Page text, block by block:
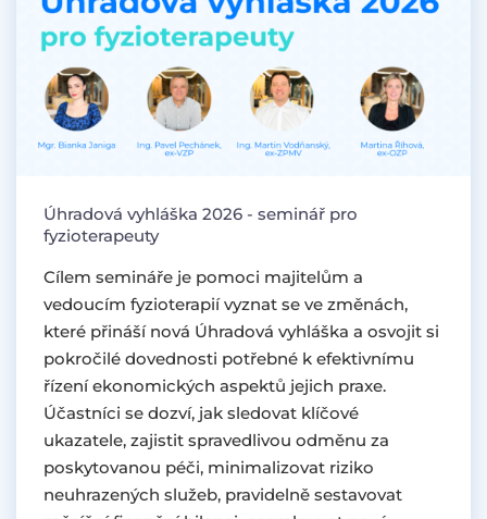
Úhradová vyhláška 2026 - seminář pro
fyzioterapeuty
Cílem semináře je pomoci majitelům a
vedoucím fyzioterapií vyznat se ve změnách,
které přináší nová Úhradová vyhláška a osvojit si
pokročilé dovednosti potřebné k efektivnímu
řízení ekonomických aspektů jejich praxe.
Účastníci se dozví, jak sledovat klíčové
ukazatele, zajistit spravedlivou odměnu za
poskytovanou péči, minimalizovat riziko
neuhrazených služeb, pravidelně sestavovat